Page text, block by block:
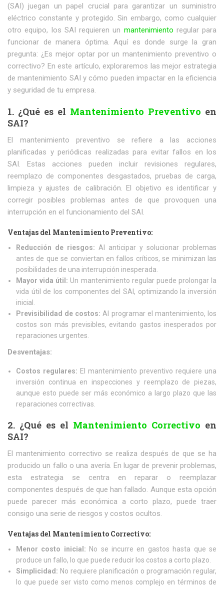
(SAI) juegan un papel crucial para garantizar un suministro
eléctrico constante y protegido. Sin embargo, como cualquier
otro equipo, los SAI requieren un mantenimiento regular para
funcionar de manera óptima. Aquí es donde surge la gran
pregunta: ¿Es mejor optar por un mantenimiento preventivo o
correctivo? En este artículo, exploraremos las mejor estrategia
de mantenimiento SAI y cómo pueden impactar en la eficiencia
y seguridad de tu empresa.
1. ¿Qué es el Mantenimiento Preventivo en
SAI?
El mantenimiento preventivo se refiere a las acciones
planificadas y periódicas realizadas para evitar fallos en los
SAI. Estas acciones pueden incluir revisiones regulares,
reemplazo de componentes desgastados, pruebas de carga,
limpieza y ajustes de calibración. El objetivo es identificar y
corregir posibles problemas antes de que provoquen una
interrupción en el funcionamiento del SAI.
Ventajas del Mantenimiento Preventivo:
Reducción de riesgos: Al anticipar y solucionar problemas
antes de que se conviertan en fallos críticos, se minimizan las
posibilidades de una interrupción inesperada.
Mayor vida útil: Un mantenimiento regular puede prolongar la
vida útil de los componentes del SAI, optimizando la inversión
inicial.
Previsibilidad de costos: Al programar el mantenimiento, los
costos son más previsibles, evitando gastos inesperados por
reparaciones urgentes.
Desventajas:
Costos regulares: El mantenimiento preventivo requiere una
inversión continua en inspecciones y reemplazo de piezas,
aunque esto puede ser más económico a largo plazo que las
reparaciones correctivas.
2. ¿Qué es el Mantenimiento Correctivo en
SAI?
El mantenimiento correctivo se realiza después de que se ha
producido un fallo o una avería. En lugar de prevenir problemas,
esta estrategia se centra en reparar o reemplazar
componentes después de que han fallado. Aunque esta opción
puede parecer más económica a corto plazo, puede traer
consigo una serie de riesgos y costos ocultos.
Ventajas del Mantenimiento Correctivo:
Menor costo inicial: No se incurre en gastos hasta que se
produce un fallo, lo que puede reducir los costos a corto plazo.
Simplicidad: No requiere planificación o programación regular,
lo que puede ser visto como menos complejo en términos de